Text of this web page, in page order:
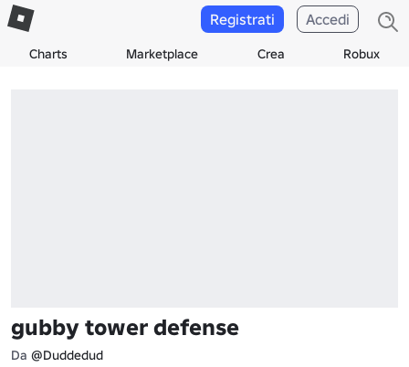
Charts Marketplace Crea Robux
Registrati Accedi
gubby tower defense
Da @Duddedud